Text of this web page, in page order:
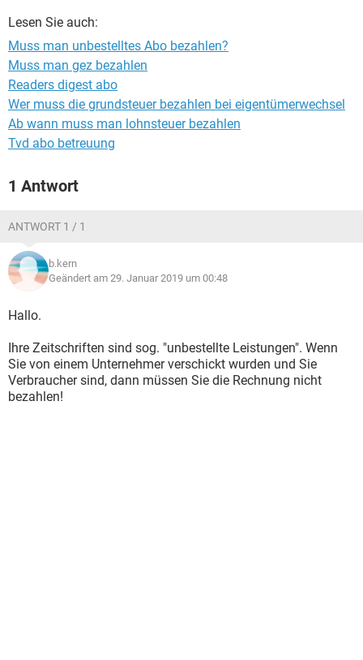
Lesen Sie auch:
Muss man unbestelltes Abo bezahlen?
Muss man gez bezahlen
Readers digest abo
Wer muss die grundsteuer bezahlen bei eigentümerwechsel
Ab wann muss man lohnsteuer bezahlen
Tvd abo betreuung
1 Antwort
ANTWORT 1 / 1
b.kern
Geändert am 29. Januar 2019 um 00:48
Hallo.
Ihre Zeitschriften sind sog. "unbestellte Leistungen". Wenn
Sie von einem Unternehmer verschickt wurden und Sie
Verbraucher sind, dann müssen Sie die Rechnung nicht
bezahlen!